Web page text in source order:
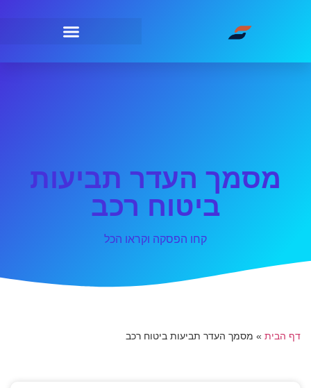
מסמך העדר תביעות
ביטוח רכב
קחו הפסקה וקראו הכל
דף הבית » מסמך העדר תביעות ביטוח רכב